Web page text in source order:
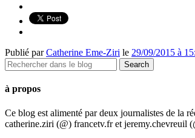
Publié parCatherine Eme-Ziri le 29/09/2015 à
à propos
Ce blog est alimenté par deux journalistes de la
catherine.ziri (@) francetv.fr et jeremy.chevreuil